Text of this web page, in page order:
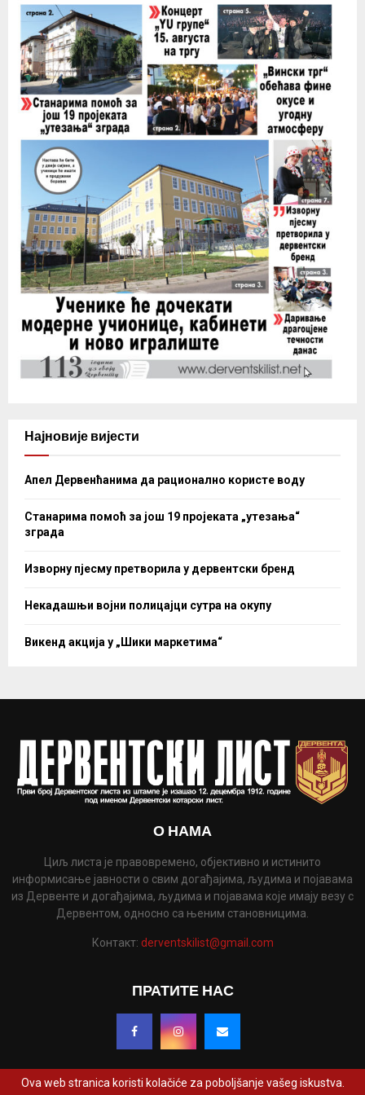
Најновије вијести
Апел Дервенћанима да рационално користе воду
Станарима помоћ за још 19 пројеката „утезања“
зграда
Изворну пјесму претворила у дервентски бренд
Некадашњи војни полицајци сутра на окупу
Викенд акција у „Шики маркетима“
О НАМА
Циљ листа је правовремено, објективно и истинито
информисање јавности о свим догађајима, људима и појавама
из Дервенте и догађајима, људима и појавама које имају везу с
Дервентом, односно са њеним становницима.
Контакт: derventskilist@gmail.com
ПРАТИТЕ НАС
Ova web stranica koristi kolačiće za poboljšanje vašeg iskustva.